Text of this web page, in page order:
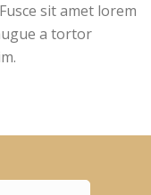
sit amet lorem
a tortor